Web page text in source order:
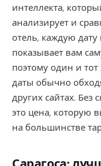
интеллекта,
анализирует и
отель, каждую
показывает вам
поэтому один и
даты обычно
других сайтах. Без
это цена, которую
на большинстве